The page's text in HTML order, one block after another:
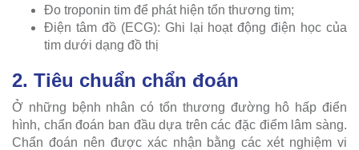
Đo troponin tim để phát hiện tổn thương tim;
Điện tâm đồ (ECG): Ghi lại hoạt động điện học của
tim dưới dạng đồ thị
2. Tiêu chuẩn chẩn đoán
Ở những bệnh nhân có tổn thương đường hô hấp điển
hình, chẩn đoán ban đầu dựa trên các đặc điểm lâm sàng.
Chẩn đoán nên được xác nhận bằng các xét nghiệm vi